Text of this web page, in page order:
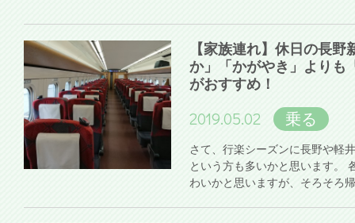
【家族連れ】休日の長野
か」「かがやき」よりも
がおすすめ！
2019.05.02 乗る
さて、行楽シーズンに長野や軽
という方も多いかと思います。
わいかと思いますが、そろそろ